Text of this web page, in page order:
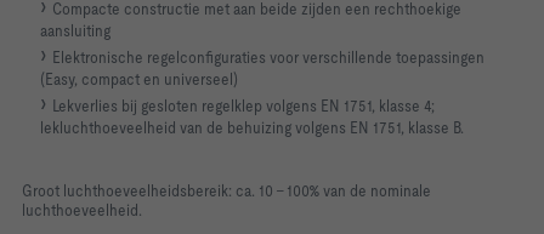
Compacte constructie met aan beide zijden een rechthoekige
aansluiting
Elektronische regelconfiguraties voor verschillende toepassingen
(Easy, compact en universeel)
Lekverlies bij gesloten regelklep volgens EN 1751, klasse 4;
lekluchthoeveelheid van de behuizing volgens EN 1751, klasse B.
Groot luchthoeveelheidsbereik: ca. 10 – 100% van de nominale
luchthoeveelheid.